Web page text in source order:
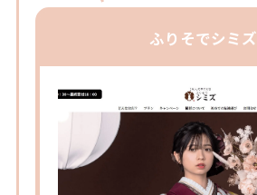
ふりそでシミズ